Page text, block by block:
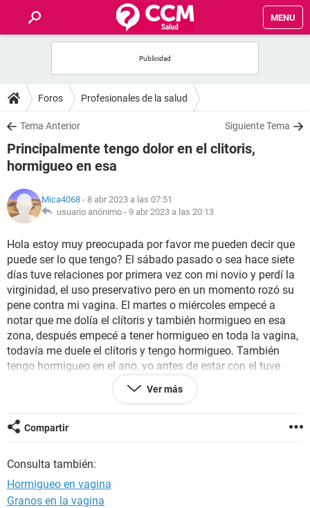
MENU
FOROS
SALUD
FAMILIA
NUTRICIÓN
SEXUALIDAD
GLOSARIO
Foros Profesionales de la salud
Tema Anterior Siguiente Tema
Principalmente tengo dolor en el clitoris,
hormigueo en esa
Mica4068 - 8 abr 2023 a las 07:51
usuario anónimo - 9 abr 2023 a las 20:13
Hola estoy muy preocupada por favor me pueden decir que
puede ser lo que tengo? El sábado pasado o sea hace siete
días tuve relaciones por primera vez con mi novio y perdí la
virginidad, el uso preservativo pero en un momento rozó su
pene contra mi vagina. El martes o miércoles empecé a
notar que me dolía el clítoris y también hormigueo en esa
zona, después empecé a tener hormigueo en toda la vagina,
todavía me duele el clítoris y tengo hormigueo. También
tengo hormigueo en el ano, yo antes de estar con el tuve
me salía flujo blanco con un poco de olor, todavía tengo ese
puntito blanco en la entrada de la vagina y manchas
me duelen ni los toque mucho tampoco como para saberlo.
Me pueden decir que puedo tener?Es que recién me van a
poder hacer los análisis dentro de un mes.
Ver más
Compartir
Consulta también:
Hormigueo en vagina
Granos en la vagina